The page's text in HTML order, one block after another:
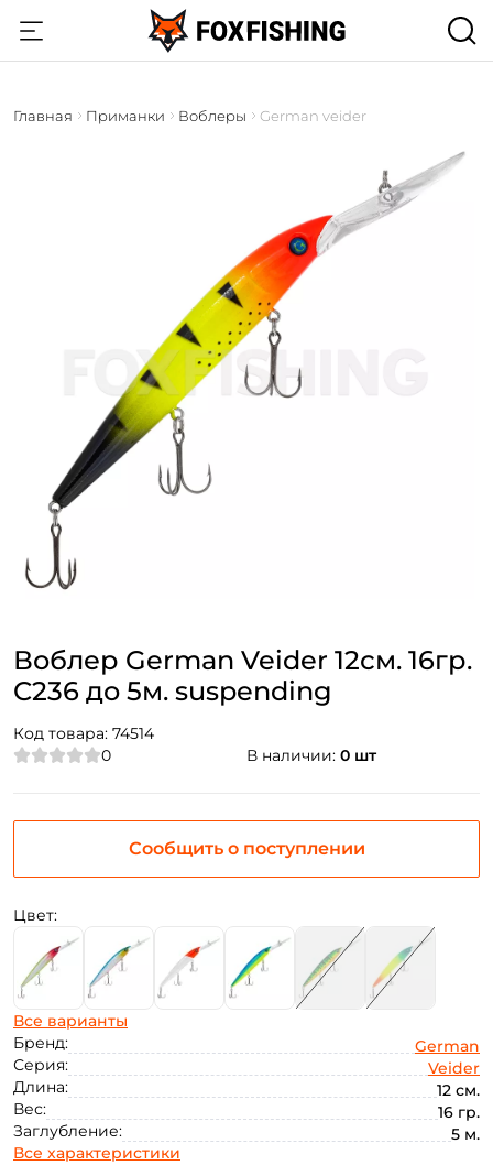
Главная Приманки Воблеры German veider
Воблер German Veider 12см. 16гр.
C236 до 5м. suspending
Код товара: 74514
0
В наличии: 0 шт
Цвет:
Все варианты
Бренд:
German
Серия:
Veider
Длина:
12 см.
Вес:
16 гр.
Заглубление:
5 м.
Все характеристики
Сообщить о поступлении